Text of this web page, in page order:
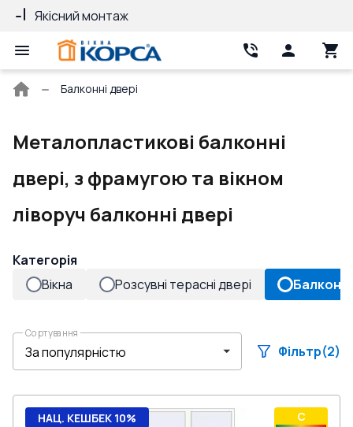
Якісний монтаж
Головна
Балконні двері
Металопластикові балконні
двері, з фрамугою та вікном
ліворуч балконні двері
Категорія
Вікна
Розсувні терасні двері
Сортування
Фільтр(2)
C
НАЦ. КЕШБЕК 10%